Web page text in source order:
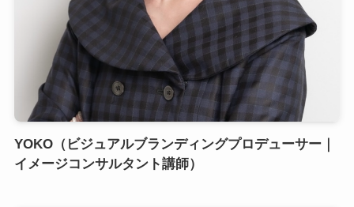
YOKO（ビジュアルブランディングプロデューサー｜
イメージコンサルタント講師）